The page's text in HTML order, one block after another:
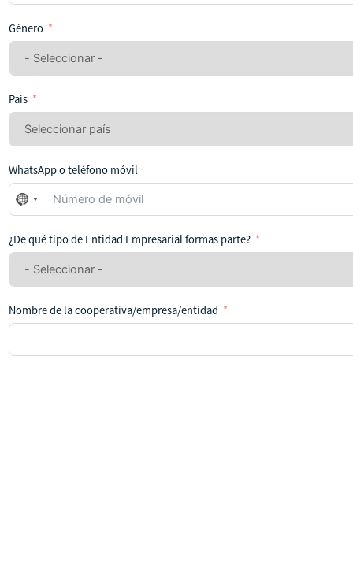
Género
País
WhatsApp o teléfono móvil
No
se
seleccionado
ningún
¿De qué tipo de Entidad Empresarial formas parte?
Nombre de la cooperativa/empresa/entidad